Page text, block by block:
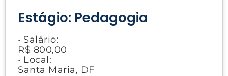
Estágio: Pedagogia
• Salário:
R$ 800,00
• Local:
Santa Maria, DF